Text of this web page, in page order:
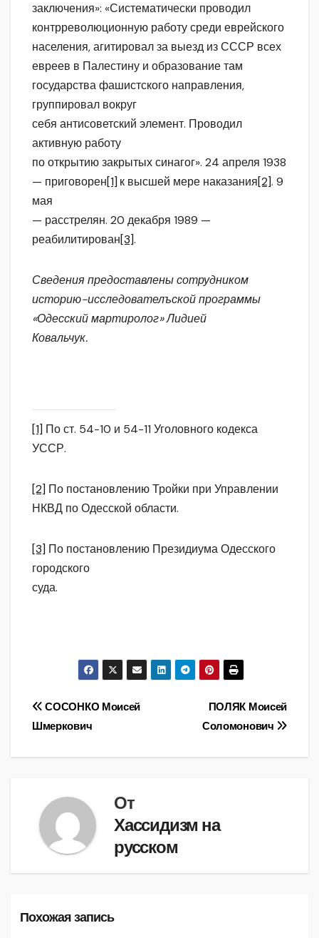
заключения»: «Систематически проводил
контрреволюционную работу среди еврейского
населения, агитировал за выезд из СССР всех
евреев в Палестину и образование там
государства фашистского направления,
группировал вокруг
себя антисоветский элемент. Проводил
активную работу
по открытию закрытых синагог». 24 апреля 1938
— приговорен[1] к высшей мере наказания[2]. 9
мая
— расстрелян. 20 декабря 1989 —
реабилитирован[3].
Сведения предоставлены сотрудником
историю-исследователъской программы
«Одесский мартиролог» Лидией
Ковальчук.
[1] По ст. 54-10 и 54-11 Уголовного кодекса
УССР.
[2] По постановлению Тройки при Управлении
НКВД по Одесской области.
[3] По постановлению Президиума Одесского
городского
суда.
Навигация
по
ПОЛЯК Моисей
Соломонович
СОСОНКО Моисей
Шмеркович
От
Хассидизм на
русском
Похожая запись